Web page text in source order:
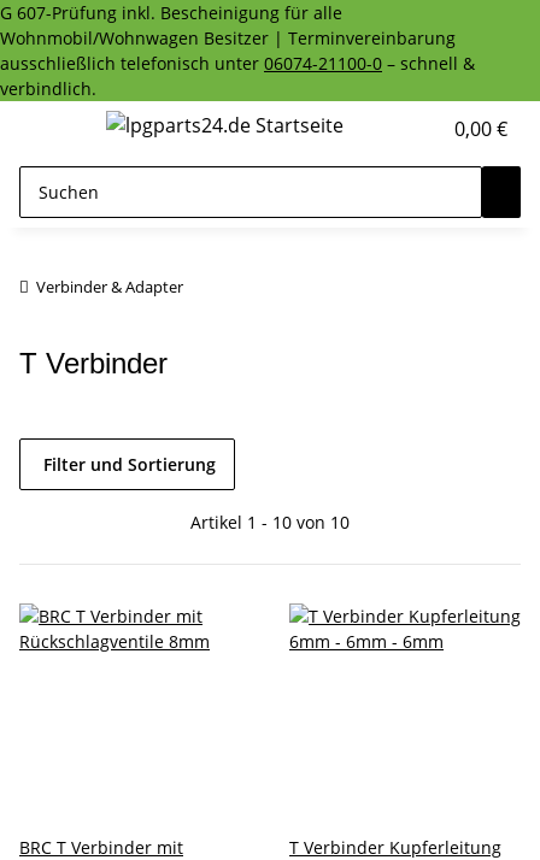
G 607-Prüfung inkl. Bescheinigung für alle
Wohnmobil/Wohnwagen Besitzer | Terminvereinbarung
ausschließlich telefonisch unter 06074-21100-0 – schnell &
verbindlich.
0,00 €
Verbinder & Adapter
T Verbinder
Filter und Sortierung
Artikel 1 - 10 von 10
BRC T Verbinder mit
T Verbinder Kupferleitung